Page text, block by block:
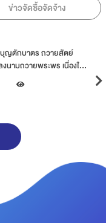
ข่าวจัดซื้อจัดจ้าง
ร่วมพิธีถวายพระพรชัยมง
วายสัตย์ปฏิญาณเพื่อเป็นข้าราช
พลังของแผ่นดิน เนื่องในโอกาสวัน
พระชนมพรรษาพระบาทสมเด็จพ
27-07-2026